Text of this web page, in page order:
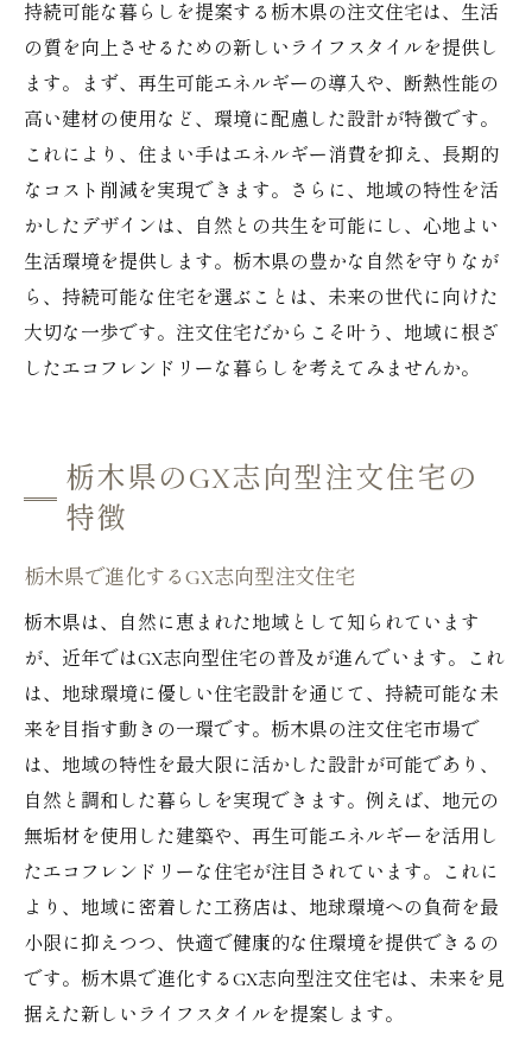
持続可能な暮らしを提案する栃木県の注文住宅は、生活
の質を向上させるための新しいライフスタイルを提供し
ます。まず、再生可能エネルギーの導入や、断熱性能の
高い建材の使用など、環境に配慮した設計が特徴です。
これにより、住まい手はエネルギー消費を抑え、長期的
なコスト削減を実現できます。さらに、地域の特性を活
かしたデザインは、自然との共生を可能にし、心地よい
生活環境を提供します。栃木県の豊かな自然を守りなが
ら、持続可能な住宅を選ぶことは、未来の世代に向けた
大切な一歩です。注文住宅だからこそ叶う、地域に根ざ
したエコフレンドリーな暮らしを考えてみませんか。
栃木県のGX志向型注文住宅の
特徴
栃木県で進化するGX志向型注文住宅
栃木県は、自然に恵まれた地域として知られています
が、近年ではGX志向型住宅の普及が進んでいます。これ
は、地球環境に優しい住宅設計を通じて、持続可能な未
来を目指す動きの一環です。栃木県の注文住宅市場で
は、地域の特性を最大限に活かした設計が可能であり、
自然と調和した暮らしを実現できます。例えば、地元の
無垢材を使用した建築や、再生可能エネルギーを活用し
たエコフレンドリーな住宅が注目されています。これに
より、地域に密着した工務店は、地球環境への負荷を最
小限に抑えつつ、快適で健康的な住環境を提供できるの
です。栃木県で進化するGX志向型注文住宅は、未来を見
据えた新しいライフスタイルを提案します。